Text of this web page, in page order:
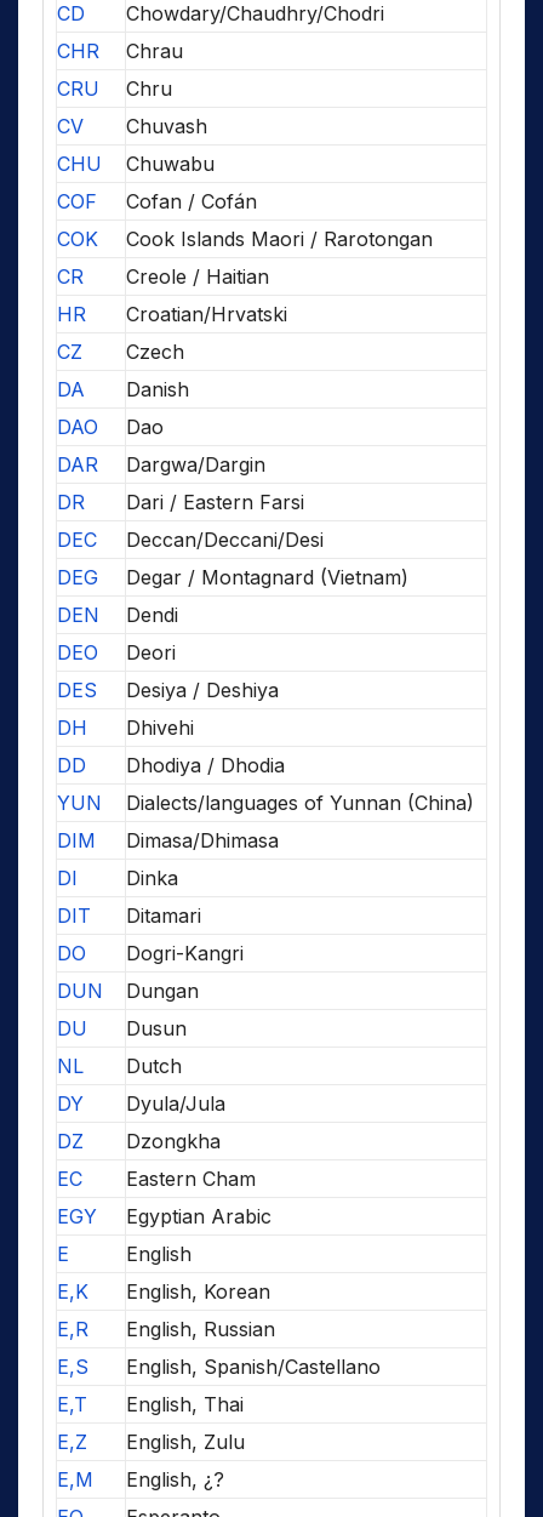
CD
Chowdary/Chaudhry/Chodri
CHR
Chrau
CRU
Chru
CV
Chuvash
CHU
Chuwabu
COF
Cofan / Cofán
COK
Cook Islands Maori / Rarotongan
CR
Creole / Haitian
HR
Croatian/Hrvatski
CZ
Czech
DA
Danish
DAO
Dao
DAR
Dargwa/Dargin
DR
Dari / Eastern Farsi
DEC
Deccan/Deccani/Desi
DEG
Degar / Montagnard (Vietnam)
DEN
Dendi
DEO
Deori
DES
Desiya / Deshiya
DH
Dhivehi
DD
Dhodiya / Dhodia
YUN
Dialects/languages of Yunnan (China)
DIM
Dimasa/Dhimasa
DI
Dinka
DIT
Ditamari
DO
Dogri-Kangri
DUN
Dungan
DU
Dusun
NL
Dutch
DY
Dyula/Jula
DZ
Dzongkha
EC
Eastern Cham
EGY
Egyptian Arabic
E
English
E,K
English, Korean
E,R
English, Russian
E,S
English, Spanish/Castellano
E,T
English, Thai
E,Z
English, Zulu
E,M
English, ¿?